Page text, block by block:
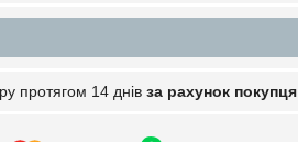
протягом 14 днів за рахунок покупця